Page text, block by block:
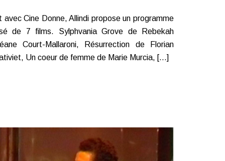
avec Cine Donne, Allindi propose un programme
de 7 films. Sylphvania Grove de Rebekah
Court-Mallaroni, Résurrection de Florian
Un coeur de femme de Marie Murcia, […]